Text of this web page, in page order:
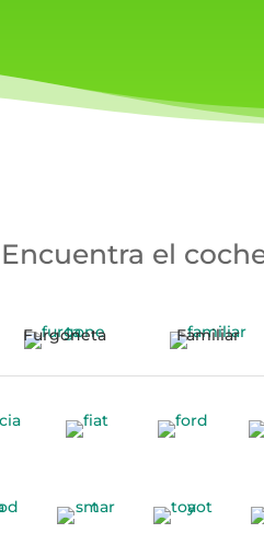
Encuentra el
Furgoneta Familiar